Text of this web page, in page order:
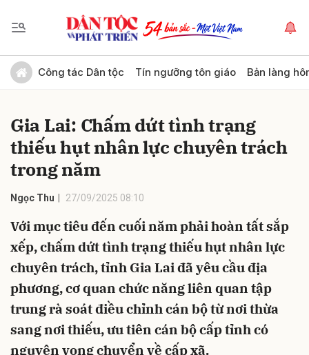
Công tác Dân tộc Tín ngưỡng tôn giáo Bản làng
Gia Lai: Chấm dứt tình trạng
thiếu hụt nhân lực chuyên trách
trong năm
Ngọc Thu 27/09/2025 08:10
Với mục tiêu đến cuối năm phải hoàn tất sắp
xếp, chấm dứt tình trạng thiếu hụt nhân lực
chuyên trách, tỉnh Gia Lai đã yêu cầu địa
phương, cơ quan chức năng liên quan tập
trung rà soát điều chỉnh cán bộ từ nơi thừa
sang nơi thiếu, ưu tiên cán bộ cấp tỉnh có
nguyện vọng chuyển về cấp xã.
Gửi bình luận